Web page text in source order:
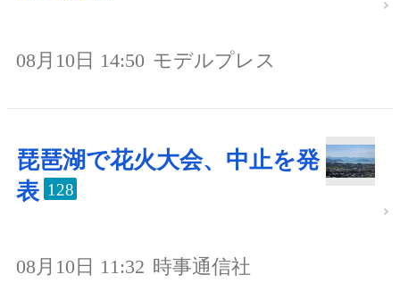
08月10日 14:50 モデルプレス
琵琶湖で花火大会、中止を発
表 128
08月10日 11:32 時事通信社